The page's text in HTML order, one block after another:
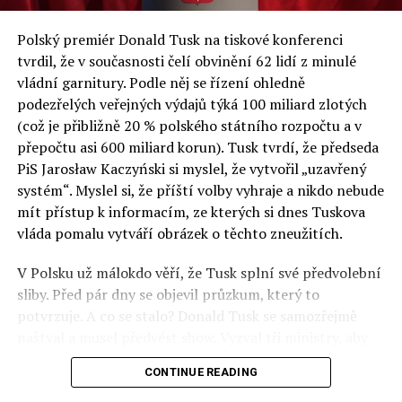
a východní Evropě.
Otázky spojené s vývojem umělé inteligence budou na
fóru AI zvláště diskutovanou oblastí. Fórum AI bude
zahrnovat vyhrazenou tematickou trať skládající se z
panelů, prezentací, workshopů a speciálních akcí.
Budou diskutovány klíčové otázky vlivu umělé
inteligence ve společnosti, ale i v sektoru veřejných a
komerčních služeb. Budou se diskutovat problémy a
výzvy, kterým bude muset trh čelit tváří v tvář zásadním
technologickým změnám. Účastníci fóra také zváží, do
technologií umělé inteligence v mnoha oblastech života
umožní Evropské unii obnovit konkurenceschopnost ve
vztahu ke globálním ekonomikám a nutnosti zajistit
Polský premiér Donald Tusk na tiskové konferenci
tvrdil, že v současnosti čelí obvinění 62 lidí z minulé
vládní garnitury. Podle něj se řízení ohledně
podezřelých veřejných výdajů týká 100 miliard zlotých
(což je přibližně 20 % polského státního rozpočtu a v
přepočtu asi 600 miliard korun). Tusk tvrdí, že předseda
PiS Jarosław Kaczyński si myslel, že vytvořil „uzavřený
systém“. Myslel si, že příští volby vyhraje a nikdo nebude
mít přístup k informacím, ze kterých si dnes Tuskova
vláda pomalu vytváří obrázek o těchto zneužitích.
V Polsku už málokdo věří, že Tusk splní své předvolební
sliby. Před pár dny se objevil průzkum, který to
potvrzuje. A co se stalo? Donald Tusk se samozřejmě
před kamerami podepsali dohodu o stíhání členů PiS, a
ti poslušně ono divadlo předvedli. Andrzej Domański
CONTINUE READING